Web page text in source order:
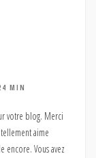
MIN
votre blog. Merci
aime
encore. Vous avez